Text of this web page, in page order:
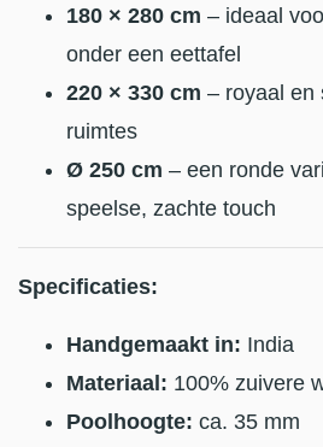
180 × 280 cm – ideaal
onder een eettafel
220 × 330 cm – royaal en
ruimtes
Ø 250 cm – een ronde
speelse, zachte touch
Specificaties:
Handgemaakt in: India
Materiaal: 100% zuivere
Poolhoogte: ca. 35 mm